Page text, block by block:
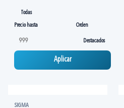
Precio hasta Orden
Aplicar
SIGMA